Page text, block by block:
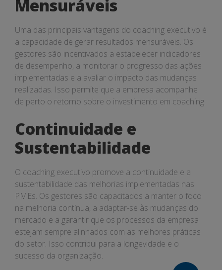
Mensuráveis
Uma das principais vantagens do coaching executivo é
a capacidade de gerar resultados mensuráveis. Os
gestores são incentivados a estabelecer indicadores
de desempenho, a monitorar o progresso das ações
implementadas e a avaliar o impacto das mudanças
realizadas. Isso permite que a empresa acompanhe
de perto o retorno sobre o investimento em coaching.
Continuidade e
Sustentabilidade
O coaching executivo promove a continuidade e a
sustentabilidade das melhorias implementadas nas
PMEs. Os gestores são capacitados a manter o foco
na melhoria contínua, a adaptar-se às mudanças do
mercado e a garantir que os processos da empresa
estejam sempre alinhados com as melhores práticas
do setor. Isso contribui para a longevidade e o
sucesso da organização.